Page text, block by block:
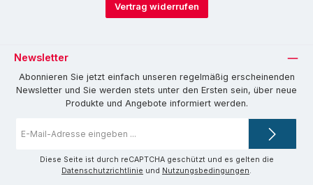
Vertrag widerrufen
Newsletter
Abonnieren Sie jetzt einfach unseren regelmäßig erscheinenden
Newsletter und Sie werden stets unter den Ersten sein, über neue
Produkte und Angebote informiert werden.
Mail-
Diese Seite ist durch reCAPTCHA geschützt und es gelten die
Datenschutzrichtlinie und Nutzungsbedingungen.